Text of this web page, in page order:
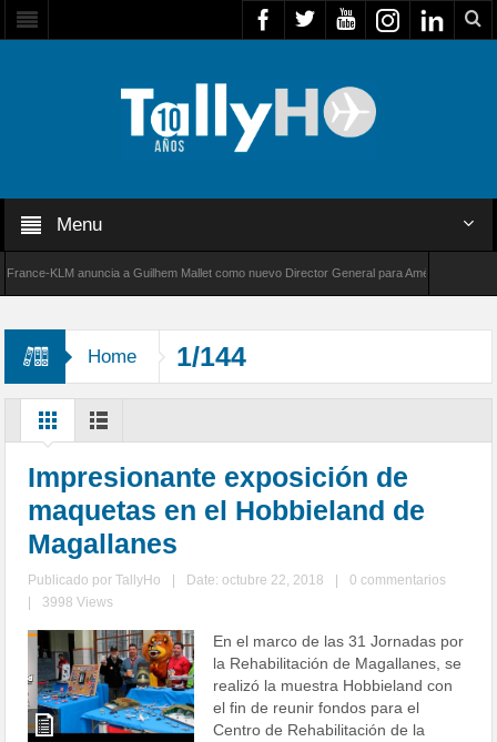
Menu
KLM anuncia a Guilhem Mallet como nuevo Director General para América Latina
Home 1/144
Impresionante exposición de
maquetas en el Hobbieland de
Magallanes
Publicado porTallyHo Date: octubre 22, 2018
0 commentarios
3998 Views
En el marco de las 31 Jornadas por
la Rehabilitación de Magallanes, se
realizó la muestra Hobbieland con
el fin de reunir fondos para el
Centro de Rehabilitación de la